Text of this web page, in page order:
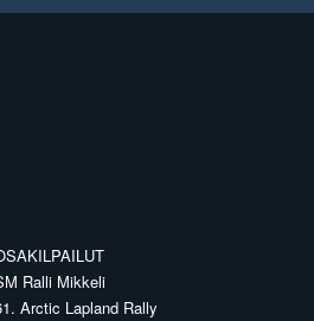
Ralli Mikkeli
Arctic Lapland Rally